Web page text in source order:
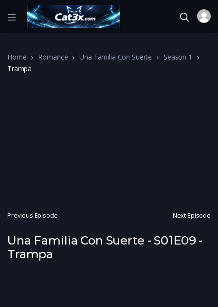
Home Romance Una Familia Con Suerte
Season 1
Trampa
Previous Episode Next Episode
Una Familia Con Suerte - S01E09 -
Trampa